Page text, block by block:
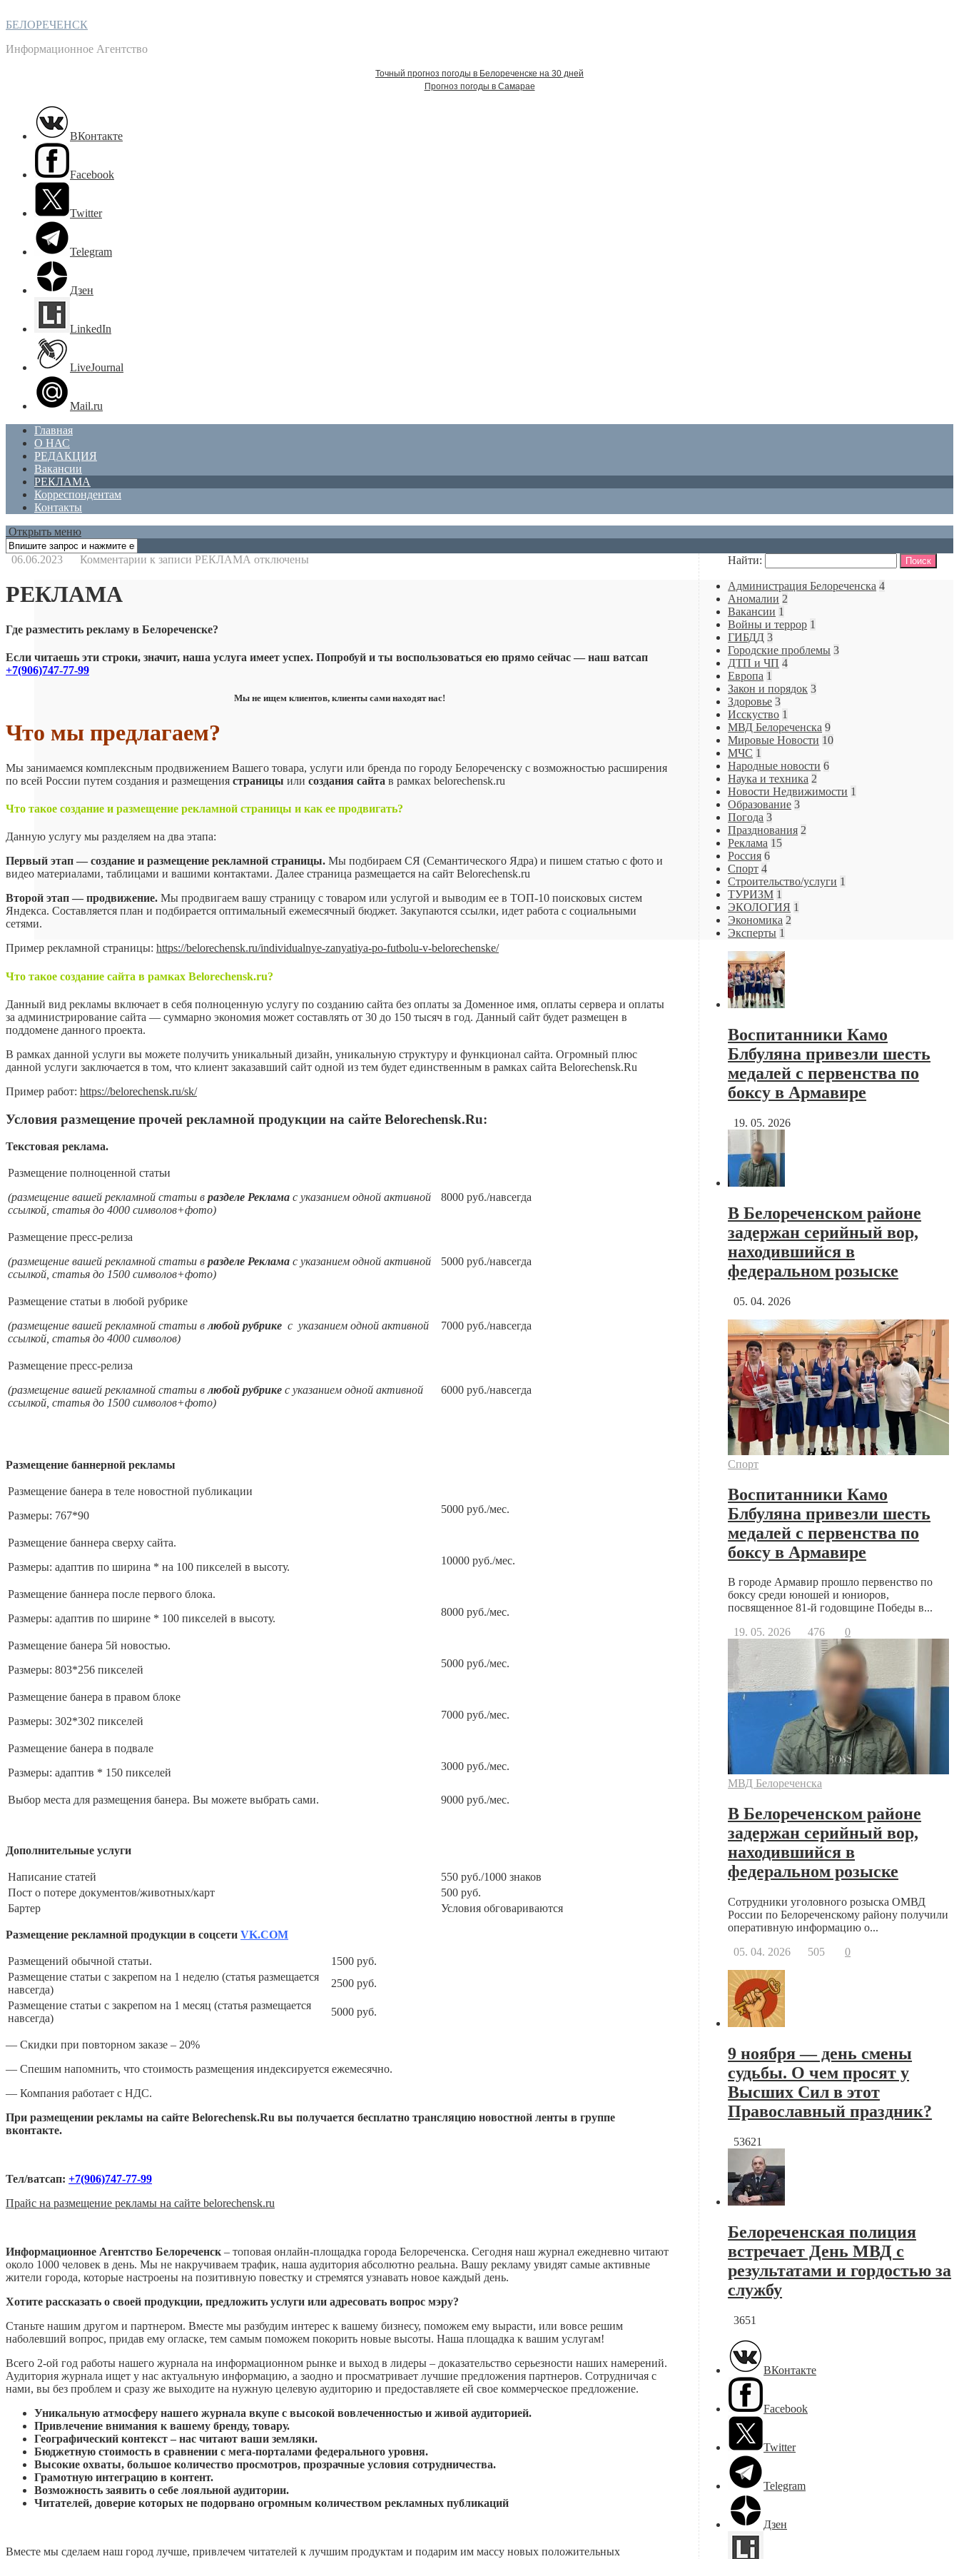
БЕЛОРЕЧЕНСК
Информационное Агентство
Точный прогноз погоды в Белореченске на 30 дней
Прогноз погоды в Самарае
ВКонтакте
Facebook
Twitter
Telegram
Дзен
LinkedIn
LiveJournal
Mail.ru
Главная
О НАС
РЕДАКЦИЯ
Вакансии
РЕКЛАМА
Корреспондентам
Контакты
Открыть меню
06.06.2023 Комментарии к записи РЕКЛАМА отключены
РЕКЛАМА
Где разместить рекламу в Белореченске?
Если читаешь эти строки, значит, наша услуга имеет успех. Попробуй и ты воспользоваться ею прямо сейчас — наш ватсап
+7(906)747-77-99
Мы не ищем клиентов, клиенты сами находят нас!
Что мы предлагаем?
Мы занимаемся комплексным продвижением Вашего товара, услуги или бренда по городу Белореченску с возможностью расширения
по всей России путем создания и размещения страницы или создания сайта в рамках belorechensk.ru
Что такое создание и размещение рекламной страницы и как ее продвигать?
Данную услугу мы разделяем на два этапа:
Первый этап — создание и размещение рекламной страницы. Мы подбираем СЯ (Семантического Ядра) и пишем статью с фото и
видео материалами, таблицами и вашими контактами. Далее страница размещается на сайт Belorechensk.ru
Второй этап — продвижение. Мы продвигаем вашу страницу с товаром или услугой и выводим ее в ТОП-10 поисковых систем
Яндекса. Составляется план и подбирается оптимальный ежемесячный бюджет. Закупаются ссылки, идет работа с социальными
сетями.
Пример рекламной страницы: https://belorechensk.ru/individualnye-zanyatiya-po-futbolu-v-belorechenske/
Что такое создание сайта в рамках Belorechensk.ru?
Данный вид рекламы включает в себя полноценную услугу по созданию сайта без оплаты за Доменное имя, оплаты сервера и оплаты
за администрирование сайта — суммарно экономия может составлять от 30 до 150 тысяч в год. Данный сайт будет размещен в
поддомене данного проекта.
В рамках данной услуги вы можете получить уникальный дизайн, уникальную структуру и функционал сайта. Огромный плюс
данной услуги заключается в том, что клиент заказавший сайт одной из тем будет единственным в рамках сайта Belorechensk.Ru
Пример работ: https://belorechensk.ru/sk/
Условия размещение прочей рекламной продукции на сайте Belorechensk.Ru:
Текстовая реклама.
Размещение полноценной статьи
(размещение вашей рекламной статьи в разделе Реклама с указанием одной активной
ссылкой, статья до 4000 символов+фото)
8000 руб./навсегда
Размещение пресс-релиза
(размещение вашей рекламной статьи в разделе Реклама с указанием одной активной
ссылкой, статья до 1500 символов+фото)
5000 руб./навсегда
Размещение статьи в любой рубрике
(размещение вашей рекламной статьи влюбой рубрике с указанием одной активной
ссылкой, статья до 4000 символов)
7000 руб./навсегда
Размещение пресс-релиза
(размещение вашей рекламной статьи влюбой рубрике с указанием одной активной
ссылкой, статья до 1500 символов+фото)
6000 руб./навсегда
Размещение баннерной рекламы
Размещение банера в теле новостной публикации
Размеры: 767*90
5000 руб./мес.
Размещение баннера сверху сайта.
Размеры: адаптив по ширина * на 100 пикселей в высоту.
10000 руб./мес.
Размещение баннера после первого блока.
Размеры: адаптив по ширине * 100 пикселей в высоту.
8000 руб./мес.
Размещение банера 5й новостью.
Размеры: 803*256 пикселей
5000 руб./мес.
Размещение банера в правом блоке
Размеры: 302*302 пикселей
7000 руб./мес.
Размещение банера в подвале
Размеры: адаптив * 150 пикселей
3000 руб./мес.
Выбор места для размещения банера. Вы можете выбрать сами. 9000 руб./мес.
Дополнительные услуги
Написание статей
550 руб./1000 знаков
Пост о потере документов/животных/карт
500 руб.
Бартер
Условия обговариваются
Размещение рекламной продукции в соцсети VK.COM
Размещений обычной статьи.
1500 руб.
Размещение статьи с закрепом на 1 неделю (статья размещается
навсегда)
2500 руб.
Размещение статьи с закрепом на 1 месяц (статья размещается
навсегда)
5000 руб.
— Скидки при повторном заказе – 20%
— Спешим напомнить, что стоимость размещения индексируется ежемесячно.
— Компания работает c НДС.
При размещении рекламы на сайте Belorechensk.Ru вы получается бесплатно трансляцию новостной ленты в группе
вконтакте.
Тел/ватсап: +7(906)747-77-99
Прайс на размещение рекламы на сайте belorechensk.ru
Информационное Агентство Белореченск – топовая онлайн-площадка города Белореченска. Сегодня наш журнал ежедневно читают
около 1000 человек в день. Мы не накручиваем трафик, наша аудитория абсолютно реальна. Вашу рекламу увидят самые активные
жители города, которые настроены на позитивную повестку и стремятся узнавать новое каждый день.
Хотите рассказать о своей продукции, предложить услуги или адресовать вопрос мэру?
Станьте нашим другом и партнером. Вместе мы разбудим интерес к вашему бизнесу, поможем ему вырасти, или вовсе решим
наболевший вопрос, придав ему огласке, тем самым поможем покорить новые высоты. Наша площадка к вашим услугам!
Всего 2-ой год работы нашего журнала на информационном рынке и выход в лидеры – доказательство серьезности наших намерений.
Аудитория журнала ищет у нас актуальную информацию, а заодно и просматривает лучшие предложения партнеров. Сотрудничая с
нами, вы без проблем и сразу же выходите на нужную целевую аудиторию и предоставляете ей свое коммерческое предложение.
Уникальную атмосферу нашего журнала вкупе с высокой вовлеченностью и живой аудиторией.
Привлечение внимания к вашему бренду, товару.
Географический контекст – нас читают ваши земляки.
Бюджетную стоимость в сравнении с мега-порталами федерального уровня.
Высокие охваты, большое количество просмотров, прозрачные условия сотрудничества.
Грамотную интеграцию в контент.
Возможность заявить о себе лояльной аудитории.
Читателей, доверие которых не подорвано огромным количеством рекламных публикаций
Вместе мы сделаем наш город лучше, привлечем читателей к лучшим продуктам и подарим им массу новых положительных
Найти:
Администрация Белореченска 4
Аномалии 2
Вакансии 1
Войны и террор 1
ГИБДД 3
Городские проблемы 3
ДТП и ЧП 4
Европа 1
Закон и порядок 3
Здоровье 3
Исскуство 1
МВД Белореченска 9
Мировые Новости 10
МЧС 1
Народные новости 6
Наука и техника 2
Новости Недвижимости 1
Образование 3
Погода 3
Празднования 2
Реклама 15
Россия 6
Спорт 4
Строительство/услуги 1
ТУРИЗМ 1
ЭКОЛОГИЯ 1
Экономика 2
Эксперты 1
Воспитанники Камо
Блбуляна привезли шесть
медалей с первенства по
боксу в Армавире
19. 05. 2026
В Белореченском районе
задержан серийный вор,
находившийся в
федеральном розыске
05. 04. 2026
Спорт
Воспитанники Камо
Блбуляна привезли шесть
медалей с первенства по
боксу в Армавире
В городе Армавир прошло первенство по
боксу среди юношей и юниоров,
посвященное 81-й годовщине Победы в...
19. 05. 2026
476 0
МВД Белореченска
В Белореченском районе
задержан серийный вор,
находившийся в
федеральном розыске
Сотрудники уголовного розыска ОМВД
России по Белореченскому району получили
оперативную информацию о...
05. 04. 2026
505 0
9 ноября — день смены
судьбы. О чем просят у
Высших Сил в этот
Православный праздник?
53621
Белореченская полиция
встречает День МВД с
результатами и гордостью за
службу
3651
ВКонтакте
Facebook
Twitter
Telegram
Дзен